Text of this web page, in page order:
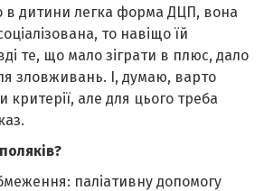
в дитини легка форма ДЦП, вона
то навіщо їй
те, що мало зіграти в плюс, дало
зловживань. І, думаю, варто
критерії, але для цього треба
паліативну допомогу